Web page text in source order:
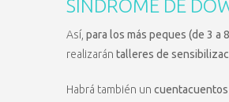
SÍNDROME DE
Así, para los más peques (de 3 a
realizarán talleres de
Habrá también un cuentacuentos